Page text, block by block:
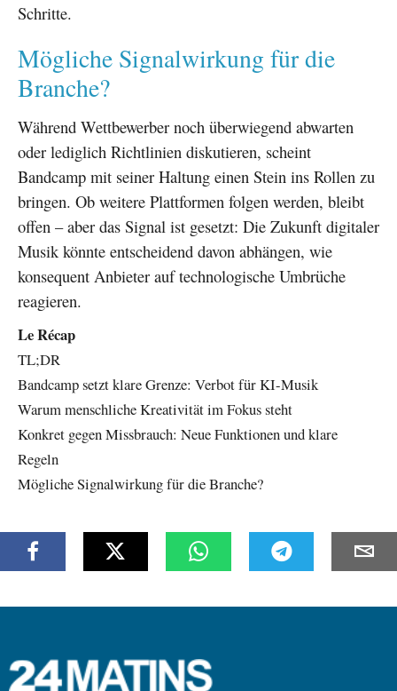
Schritte.
Mögliche Signalwirkung für die
Branche?
Während Wettbewerber noch überwiegend abwarten
oder lediglich Richtlinien diskutieren, scheint
Bandcamp mit seiner Haltung einen Stein ins Rollen zu
bringen. Ob weitere Plattformen folgen werden, bleibt
offen – aber das Signal ist gesetzt: Die Zukunft digitaler
Musik könnte entscheidend davon abhängen, wie
konsequent Anbieter auf technologische Umbrüche
reagieren.
Le Récap
TL;DR
Bandcamp setzt klare Grenze: Verbot für KI-Musik
Warum menschliche Kreativität im Fokus steht
Konkret gegen Missbrauch: Neue Funktionen und klare
Regeln
Mögliche Signalwirkung für die Branche?